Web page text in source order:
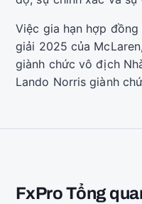
Việc gia hạn hợp
giải 2025 của
giành chức vô địch
Lando Norris giành
FxPro Tổng